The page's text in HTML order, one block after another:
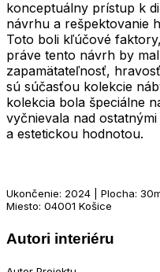
konceptuálny prístup k
návrhu a rešpektovanie
Toto boli kľúčové
práve tento návrh by
zapamätateľnosť,
sú súčasťou kolekcie
kolekcia bola špeciálne
vyčnievala nad
a estetickou hodnotou.
Ukončenie: 2024 | Plocha:
Miesto: 04001 Košice
Autori interiéru